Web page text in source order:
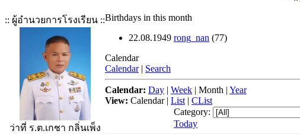
:: ผู้อำนวยการโรงเรียน ::
ว่าที่ ร.ต.เกชา กลิ่นเพ็ง
Birthdays in this month
22.08.1949 rong_nan (77)
Calendar
Calendar | Search
Calendar: Day | Week | Month | Year
View: Calendar| List | CList
Category:
Today